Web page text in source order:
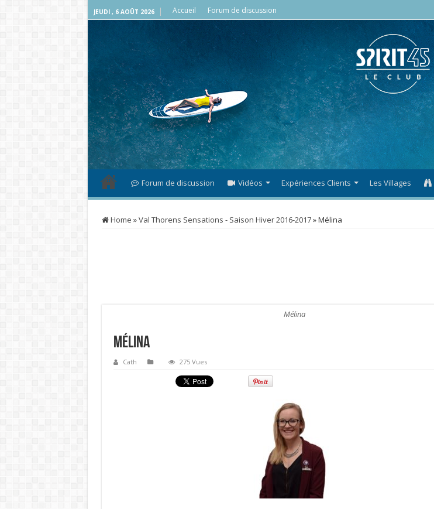
JEUDI , 6 AOÛT 2026 Accueil Forum de discussion
Forum de discussion Vidéos Expériences Clients Les Villages
Home »Val Thorens Sensations - Saison Hiver 2016-2017»Mélina
Mélina
Mélina
Cath 275 Vues